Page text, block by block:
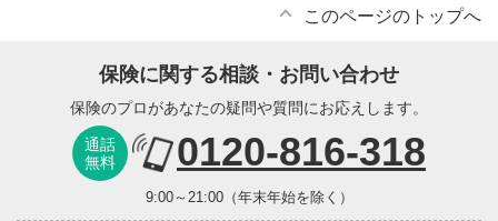
このページのトップへ
保険に関する相談・お問い合わせ
保険のプロがあなたの疑問や質問にお応えします。
通話
無料
0120-816-318
9:00～21:00（年末年始を除く）